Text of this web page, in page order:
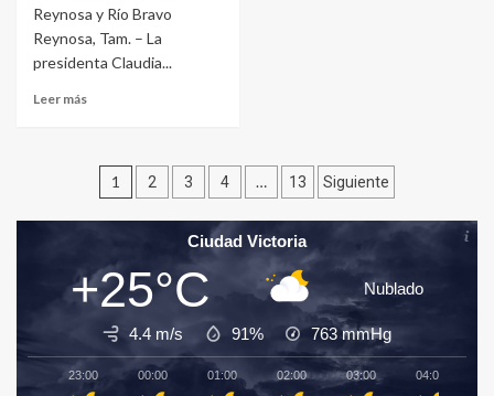
Reynosa y Río Bravo
Reynosa, Tam. – La
presidenta Claudia...
Leer más
Navegación
de
entradas
1 2 3 4 … 13 Siguiente
Ciudad Victoria
+25°C Nublado
4.4 m/s 91% 763mmHg
23:00 00:00 01:00 02:00 03:00 04:00